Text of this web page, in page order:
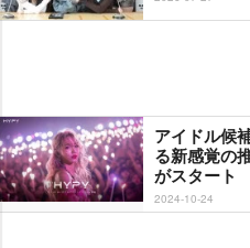
アイドル候
る新感覚の
がスタート
2024-10-24